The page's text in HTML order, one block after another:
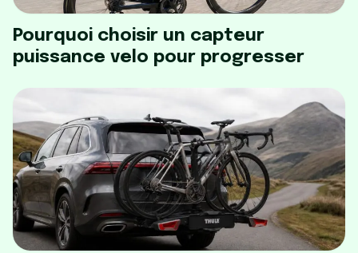
Pourquoi choisir un capteur
puissance velo pour progresser